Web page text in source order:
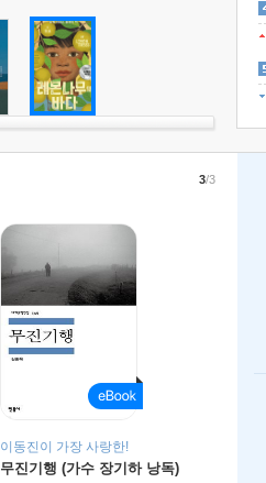
이동진이 가장 사랑한!
무진기행 (가수 장기하 낭독)
3/3